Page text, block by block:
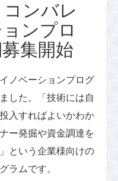
ンバレ
ンプロ
集開始
ノベーションプログ
した。「技術には自
入すればよいかわか
ー発掘や資金調達を
という企業様向けの
ラムです。